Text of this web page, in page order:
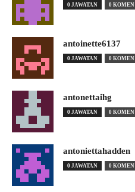
0 JAWATAN 0 KOMEN
antoinette6137
0 JAWATAN 0 KOMEN
antonettaihg
0 JAWATAN 0 KOMEN
antoniettahadden
0 JAWATAN 0 KOMEN